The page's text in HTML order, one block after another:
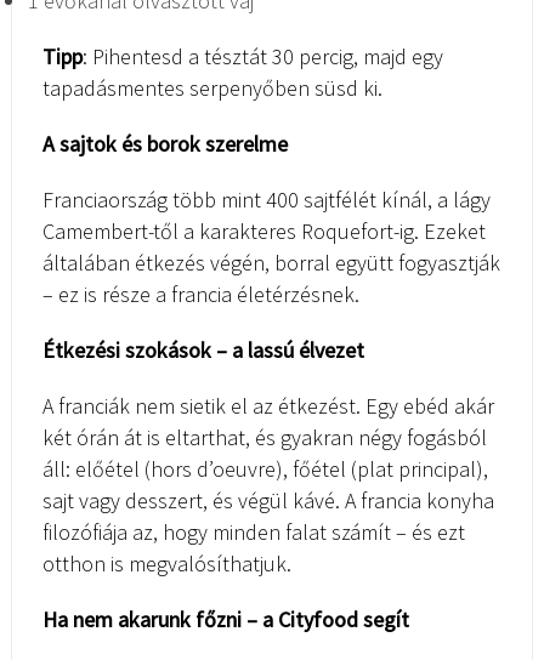
Tipp: Pihentesd a tésztát 30 percig, majd egy
tapadásmentes serpenyőben süsd ki.
A sajtok és borok szerelme
Franciaország több mint 400 sajtfélét kínál, a lágy
Camembert-től a karakteres Roquefort-ig. Ezeket
általában étkezés végén, borral együtt fogyasztják
– ez is része a francia életérzésnek.
Étkezési szokások – a lassú élvezet
A franciák nem sietik el az étkezést. Egy ebéd akár
két órán át is eltarthat, és gyakran négy fogásból
áll: előétel (hors d’oeuvre), főétel (plat principal),
sajt vagy desszert, és végül kávé. A francia konyha
filozófiája az, hogy minden falat számít – és ezt
otthon is megvalósíthatjuk.
Ha nem akarunk főzni – a Cityfood segít